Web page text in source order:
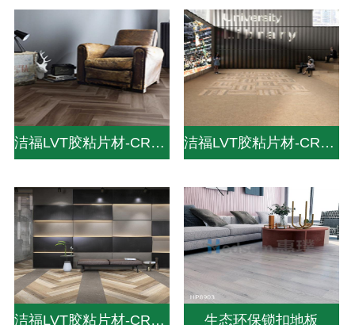
洁福LVT胶粘片材-CREATION 30-DRY BACK 洁福LVT胶粘片材-CREATION 70-DRY BACK
洁福LVT胶粘片材-CREATION 55-DRY BACK 生态环保锁扣地板